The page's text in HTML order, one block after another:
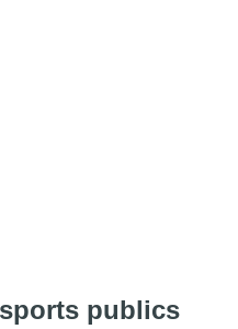
publics